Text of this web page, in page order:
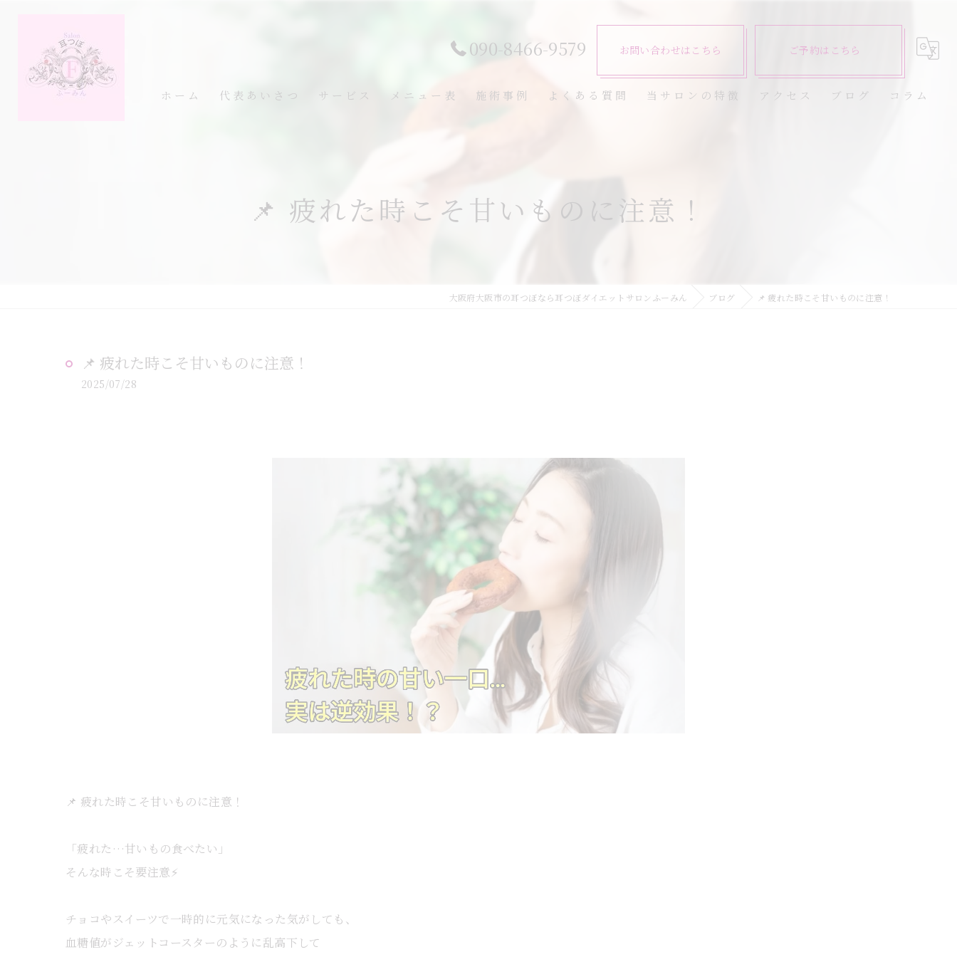
090-8466-9579 お問い合わせはこちら ご予約はこちら
ホーム 代表あいさつ サービス メニュー表 施術事例 よくある質問 当サロンの特徴
美容エステ
アクセス ブログ コラム
📌 疲れた時こそ甘いものに注意！
大阪府大阪市の耳つぼなら耳つぼダイエットサロンふーみん ブログ 📌 疲れた時こそ甘いものに注意！
📌 疲れた時こそ甘いものに注意！
2025/07/28
📌 疲れた時こそ甘いものに注意！
「疲れた…甘いもの食べたい」
そんな時こそ要注意⚡️
チョコやスイーツで一時的に元気になった気がしても、
血糖値がジェットコースターのように乱高下して